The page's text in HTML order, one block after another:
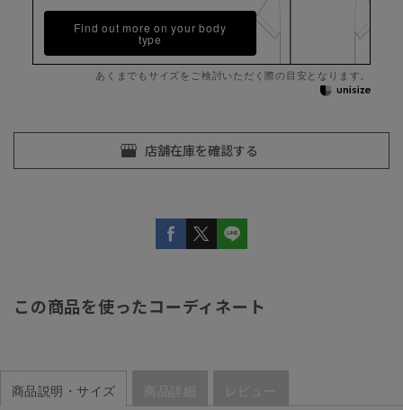
Find out more on your body
type
あくまでもサイズをご検討いただく際の目安となります。
この商品を使ったコーディネート
商品説明・サイズ 商品詳細 レビュー